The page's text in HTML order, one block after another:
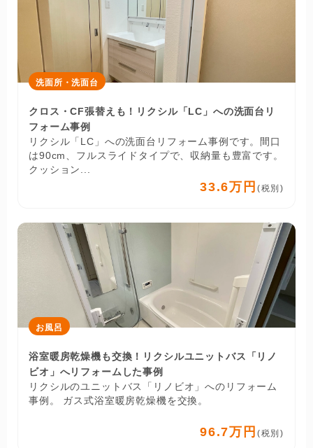
洗面所・洗面台
クロス・CF張替えも！リクシル「LC」への洗面台リ
フォーム事例
リクシル「LC」への洗面台リフォーム事例です。間口
は90cm、フルスライドタイプで、収納量も豊富です。
クッション...
33.6万円 (税別)
お風呂
浴室暖房乾燥機も交換！リクシルユニットバス「リノ
ビオ」へリフォームした事例
リクシルのユニットバス「リノビオ」へのリフォーム
事例。 ガス式浴室暖房乾燥機を交換。
96.7万円 (税別)